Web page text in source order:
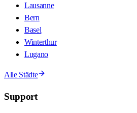
Lausanne
Bern
Basel
Winterthur
Lugano
Alle Städte
Support